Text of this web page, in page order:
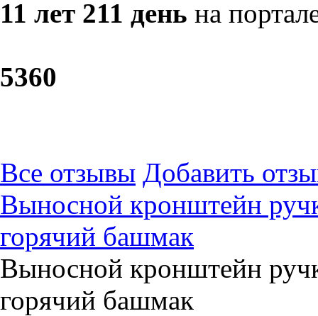
11 лет 211 день на
5360
Все отзывы Добавить
Выносной кронштейн
горячий башмак
Выносной кронштейн
горячий башмак